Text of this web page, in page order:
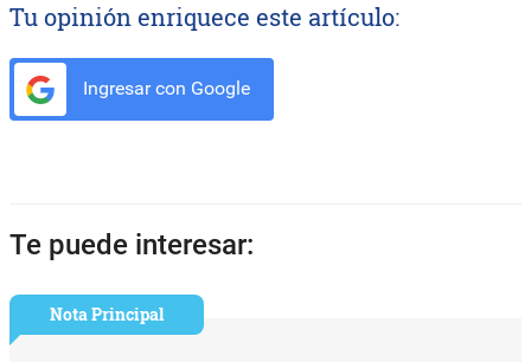
Tu opinión enriquece este artículo:
Ingresar con Google
Te puede interesar:
Nota Principal